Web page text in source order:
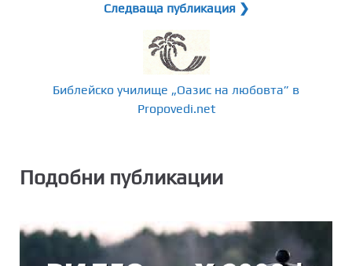
Следваща публикация ❯
Библейско училище „Оазис на любовта” в
Propovedi.net
Подобни публикации